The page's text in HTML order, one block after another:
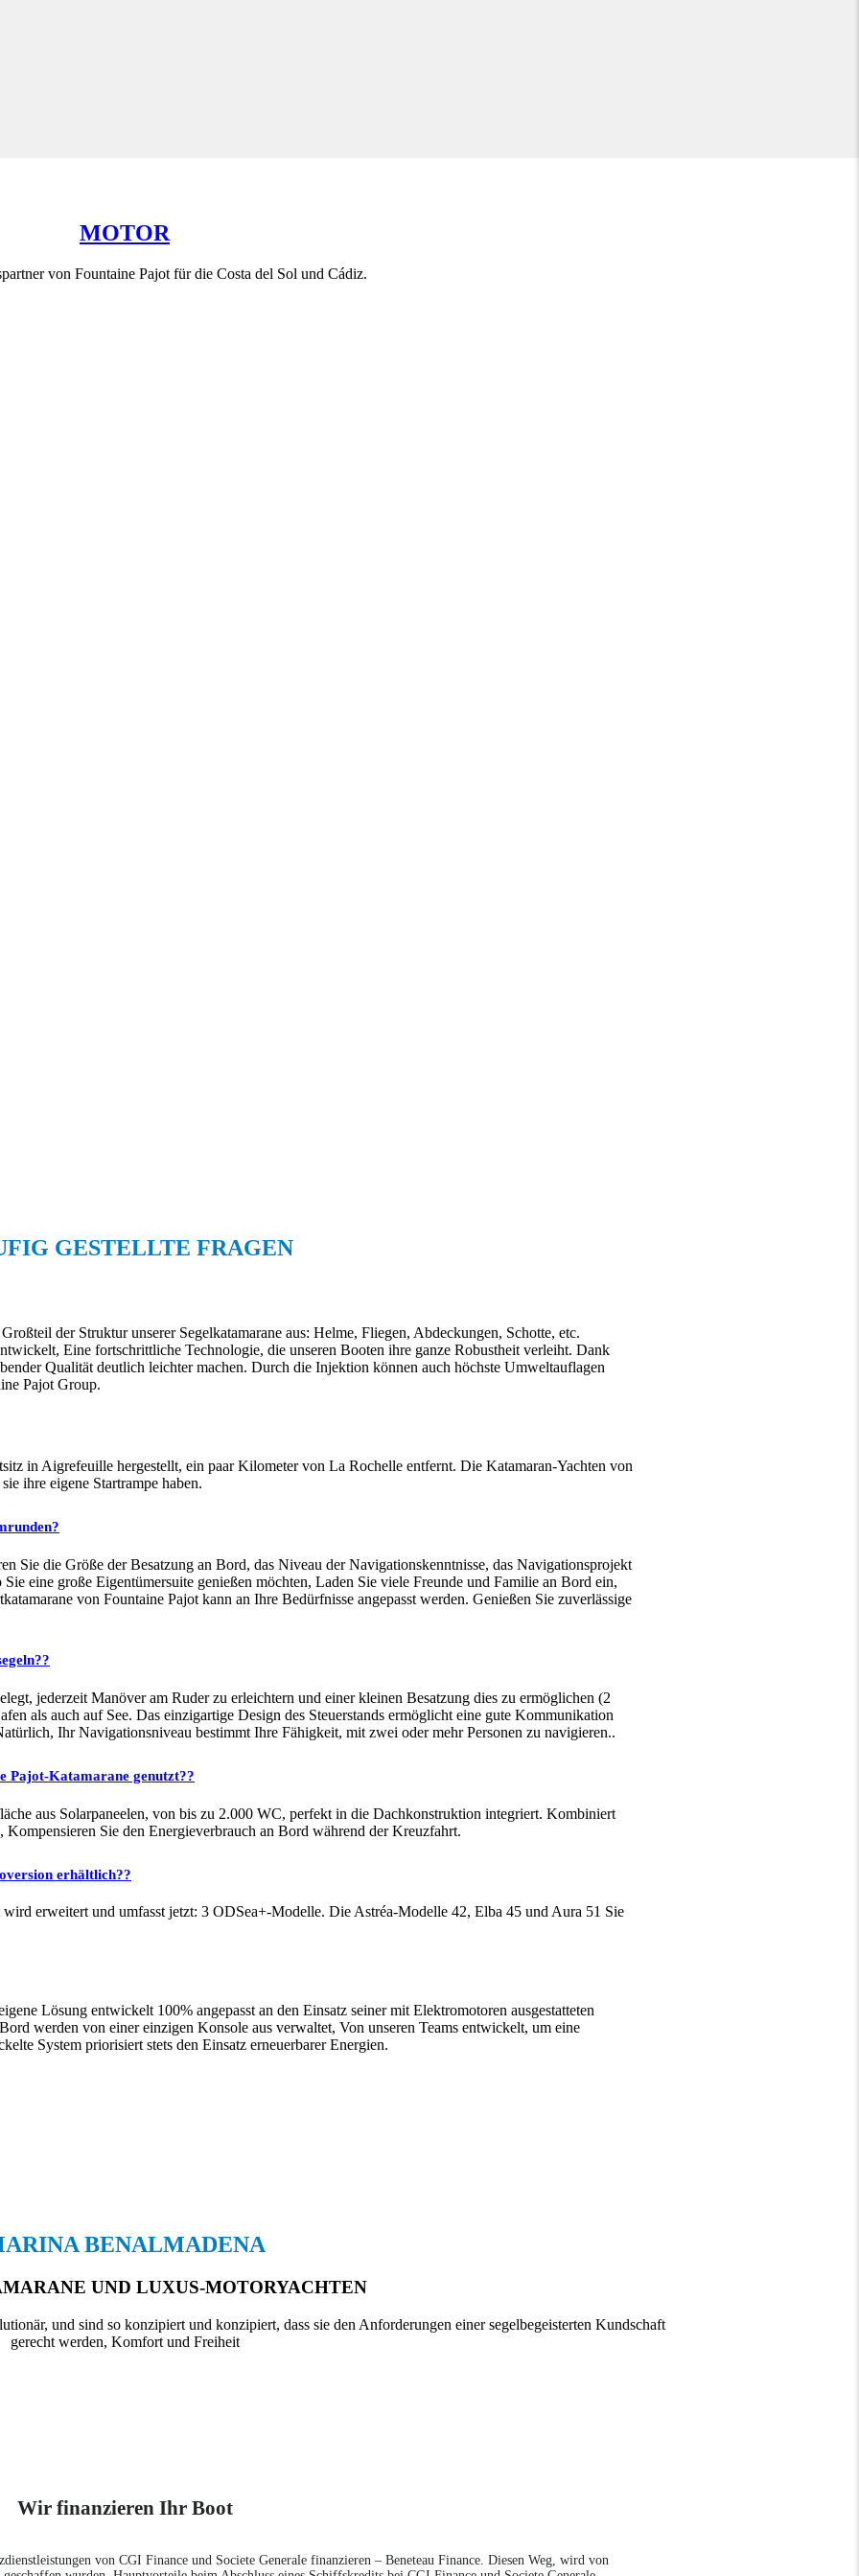
MOTOR
von Fountaine Pajot für die Costa del Sol und Cádiz.
GESTELLTE FRAGEN
der Struktur unserer Segelkatamarane aus: Helme, Fliegen, Abdeckungen, Schotte, etc.
Eine fortschrittliche Technologie, die unseren Booten ihre ganze Robustheit verleiht. Dank
Qualität deutlich leichter machen. Durch die Injektion können auch höchste Umweltauflagen
Pajot Group.
in Aigrefeuille hergestellt, ein paar Kilometer von La Rochelle entfernt. Die Katamaran-Yachten von
ihre eigene Startrampe haben.
Sie die Größe der Besatzung an Bord, das Niveau der Navigationskenntnisse, das Navigationsprojekt
eine große Eigentümersuite genießen möchten, Laden Sie viele Freunde und Familie an Bord ein,
von Fountaine Pajot kann an Ihre Bedürfnisse angepasst werden. Genießen Sie zuverlässige
jederzeit Manöver am Ruder zu erleichtern und einer kleinen Besatzung dies zu ermöglichen (2
als auch auf See. Das einzigartige Design des Steuerstands ermöglicht eine gute Kommunikation
Ihr Navigationsniveau bestimmt Ihre Fähigkeit, mit zwei oder mehr Personen zu navigieren..
Pajot-Katamarane genutzt??
aus Solarpaneelen, von bis zu 2.000 WC, perfekt in die Dachkonstruktion integriert. Kombiniert
Sie den Energieverbrauch an Bord während der Kreuzfahrt.
erhältlich??
erweitert und umfasst jetzt: 3 ODSea+-Modelle. Die Astréa-Modelle 42, Elba 45 und Aura 51 Sie
Lösung entwickelt 100% angepasst an den Einsatz seiner mit Elektromotoren ausgestatteten
werden von einer einzigen Konsole aus verwaltet, Von unseren Teams entwickelt, um eine
System priorisiert stets den Einsatz erneuerbarer Energien.
BENALMADENA
UND LUXUS-MOTORYACHTEN
und sind so konzipiert und konzipiert, dass sie den Anforderungen einer segelbegeisterten Kundschaft
gerecht werden, Komfort und Freiheit
Wir finanzieren Ihr Boot
von CGI Finance und Societe Generale finanzieren – Beneteau Finance. Diesen Weg, wird von